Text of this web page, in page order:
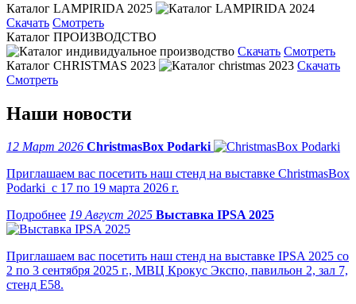
Каталог LAMPIRIDA 2025
Скачать Смотреть
Каталог ПРОИЗВОДСТВО
Скачать Смотреть
Каталог CHRISTMAS 2023
Скачать
Смотреть
Наши новости
12 Март 2026 ChristmasBox Podarki
Приглашаем вас посетить наш стенд на выставке ChristmasBox
Podarki с 17 по 19 марта 2026 г.
19 Август 2025 Выставка IPSA 2025
Приглашаем вас посетить наш стенд на выставке IPSA 2025 со
2 по 3 сентября 2025 г., МВЦ Крокус Экспо, павильон 2, зал 7,
стенд Е58.